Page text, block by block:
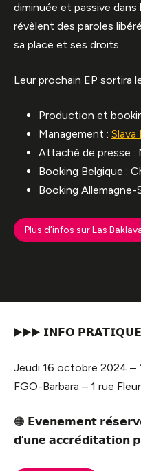
diminuée et passive
révèlent des paroles
sa place et ses droits.
Leur prochain EP sortira
Production et
Management :
Attaché de presse :
Booking Belgique :
Booking
Plus d’infos sur Las
▶️▶️▶️ 𝗜𝗡𝗙𝗢
Jeudi 16 octobre 2024 –
FGO-Barbara – 1 rue
🟠 𝗘𝘃𝗲𝗻𝗲𝗺𝗲𝗻𝘁
𝗱’𝘂𝗻𝗲